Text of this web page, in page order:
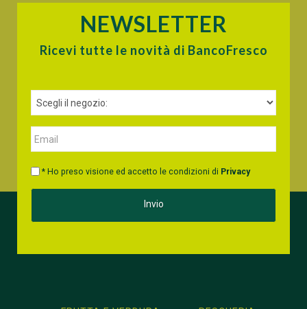
NEWSLETTER
Ricevi tutte le novità di BancoFresco
* Ho preso visione ed accetto le condizioni di Privacy